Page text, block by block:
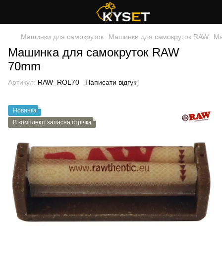
Машинки для самокруток Машинки для самокруток RAW
Машинка для самокруток RAW
70mm
Артикул: RAW_ROL70 Написати відгук
Новинка
В комплекті запасна стрічка